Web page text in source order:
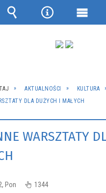
AKTUALNOŚCI
KULTURA
DLA DUŻYCH I MAŁYCH
WARSZTATY
Pon 1344
Wyszukiwarka
NarzędziaMenu